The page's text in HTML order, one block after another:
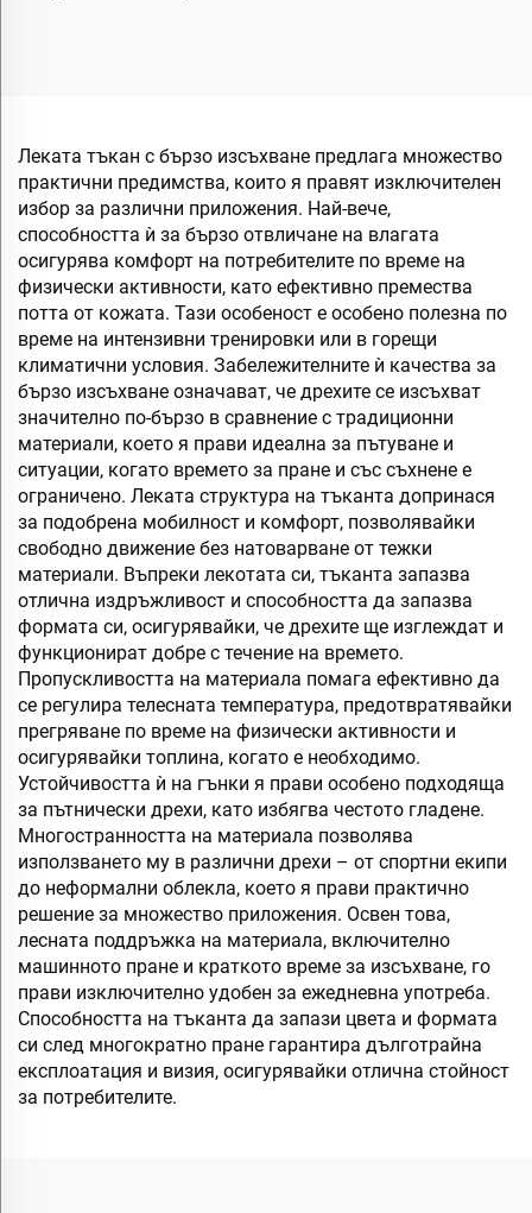
Леката тъкан с бързо изсъхване предлага множество
практични предимства, които я правят изключителен
избор за различни приложения. Най-вече,
способността ѝ за бързо отвличане на влагата
осигурява комфорт на потребителите по време на
физически активности, като ефективно премества
потта от кожата. Тази особеност е особено полезна по
време на интензивни тренировки или в горещи
климатични условия. Забележителните ѝ качества за
бързо изсъхване означават, че дрехите се изсъхват
значително по-бързо в сравнение с традиционни
материали, което я прави идеална за пътуване и
ситуации, когато времето за пране и със съхнене е
ограничено. Леката структура на тъканта допринася
за подобрена мобилност и комфорт, позволявайки
свободно движение без натоварване от тежки
материали. Въпреки лекотата си, тъканта запазва
отлична издръжливост и способността да запазва
формата си, осигурявайки, че дрехите ще изглеждат и
функционират добре с течение на времето.
Пропускливостта на материала помага ефективно да
се регулира телесната температура, предотвратявайки
прегряване по време на физически активности и
осигурявайки топлина, когато е необходимо.
Устойчивостта ѝ на гънки я прави особено подходяща
за пътнически дрехи, като избягва честото гладене.
Многостранността на материала позволява
използването му в различни дрехи – от спортни екипи
до неформални облекла, което я прави практично
решение за множество приложения. Освен това,
лесната поддръжка на материала, включително
машинното пране и краткото време за изсъхване, го
прави изключително удобен за ежедневна употреба.
Способността на тъканта да запази цвета и формата
си след многократно пране гарантира дълготрайна
експлоатация и визия, осигурявайки отлична стойност
за потребителите.